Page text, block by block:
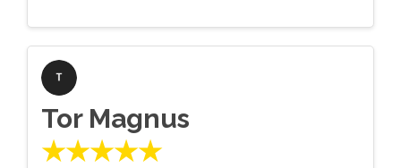
Tor Magnus
★★★★★